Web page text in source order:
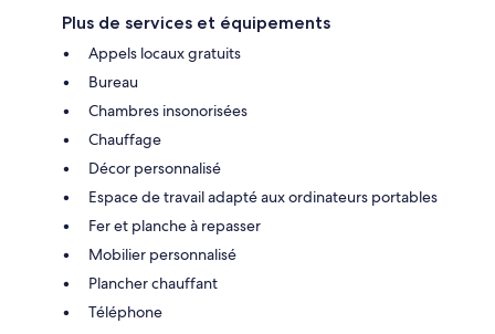
Plus de services et équipements
Appels locaux gratuits
Bureau
Chambres insonorisées
Chauffage
Décor personnalisé
Espace de travail adapté aux ordinateurs portables
Fer et planche à repasser
Mobilier personnalisé
Plancher chauffant
Téléphone